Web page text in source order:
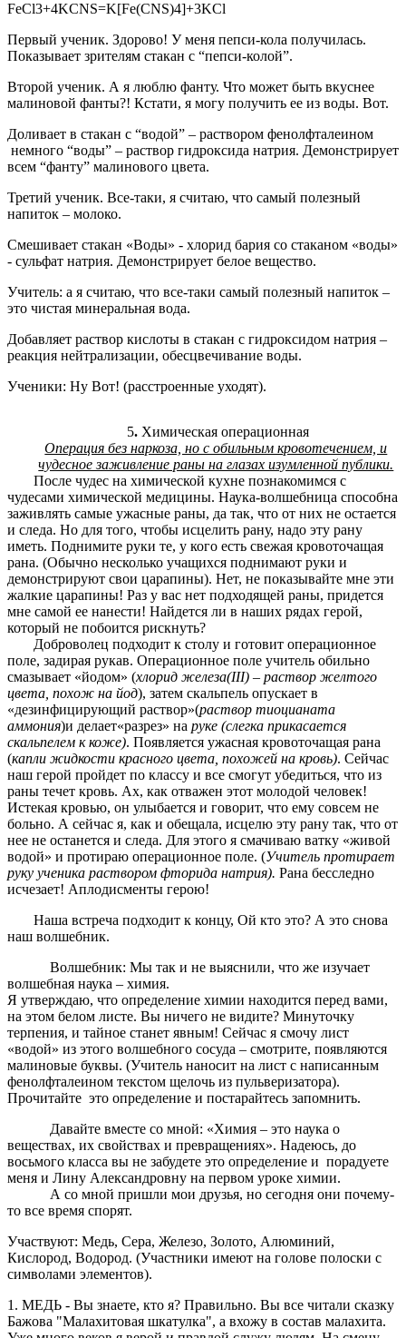
FeCl3+4KCNS=K[Fe(CNS)4]+3KCl
Первый ученик. Здорово! У меня пепси-кола получилась.
Показывает зрителям стакан с “пепси-колой”.
Второй ученик. А я люблю фанту. Что может быть вкуснее
малиновой фанты?! Кстати, я могу получить ее из воды. Вот.
Доливает в стакан с “водой” – раствором фенолфталеином
немного “воды” – раствор гидроксида натрия. Демонстрирует
всем “фанту” малинового цвета.
Третий ученик. Все-таки, я считаю, что самый полезный
напиток – молоко.
Смешивает стакан «Воды» - хлорид бария со стаканом «воды»
- сульфат натрия. Демонстрирует белое вещество.
Учитель: а я считаю, что все-таки самый полезный напиток –
это чистая минеральная вода.
Добавляет раствор кислоты в стакан с гидроксидом натрия –
реакция нейтрализации, обесцвечивание воды.
Ученики: Ну Вот! (расстроенные уходят).
5. Химическая операционная
Операция без наркоза, но с обильным кровотечением, и
чудесное заживление раны на глазах изумленной публики.
После чудес на химической кухне познакомимся с
чудесами химической медицины. Наука-волшебница способна
заживлять самые ужасные раны, да так, что от них не остается
и следа. Но для того, чтобы исцелить рану, надо эту рану
иметь. Поднимите руки те, у кого есть свежая кровоточащая
рана. (Обычно несколько учащихся поднимают руки и
демонстрируют свои царапины). Нет, не показывайте мне эти
жалкие царапины! Раз у вас нет подходящей раны, придется
мне самой ее нанести! Найдется ли в наших рядах герой,
который не побоится рискнуть?
Доброволец подходит к столу и готовит операционное
поле, задирая рукав. Операционное поле учитель обильно
смазывает «йодом» (хлорид железа(III) – раствор желтого
цвета, похож на йод), затем скальпель опускает в
«дезинфицирующий раствор»(раствор тиоцианата
аммония)и делает«разрез» на руке (слегка прикасается
скальпелем к коже). Появляется ужасная кровоточащая рана
(капли жидкости красного цвета, похожей на кровь). Сейчас
наш герой пройдет по классу и все смогут убедиться, что из
раны течет кровь. Ах, как отважен этот молодой человек!
Истекая кровью, он улыбается и говорит, что ему совсем не
больно. А сейчас я, как и обещала, исцелю эту рану так, что от
нее не останется и следа. Для этого я смачиваю ватку «живой
водой» и протираю операционное поле. (Учитель протирает
руку ученика раствором фторида натрия). Рана бесследно
исчезает! Аплодисменты герою!
Наша встреча подходит к концу, Ой кто это? А это снова
наш волшебник.
Волшебник: Мы так и не выяснили, что же изучает
волшебная наука – химия.
Я утверждаю, что определение химии находится перед вами,
на этом белом листе. Вы ничего не видите? Минуточку
терпения, и тайное станет явным! Сейчас я смочу лист
«водой» из этого волшебного сосуда – смотрите, появляются
малиновые буквы. (Учитель наносит на лист с написанным
фенолфталеином текстом щелочь из пульверизатора).
Прочитайте это определение и постарайтесь запомнить.
Давайте вместе со мной: «Химия – это наука о
веществах, их свойствах и превращениях». Надеюсь, до
восьмого класса вы не забудете это определение и порадуете
меня и Лину Александровну на первом уроке химии.
А со мной пришли мои друзья, но сегодня они почему-
то все время спорят.
Участвуют: Медь, Сера, Железо, Золото, Алюминий,
Кислород, Водород. (Участники имеют на голове полоски с
символами элементов).
1. МЕДЬ - Вы знаете, кто я? Правильно. Вы все читали сказку
Бажова "Малахитовая шкатулка", а вхожу в состав малахита.